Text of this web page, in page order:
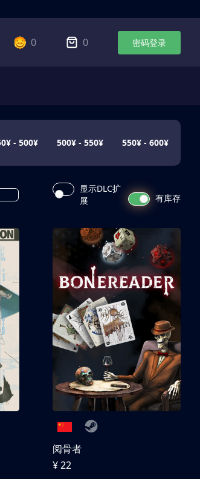
0 0 密码登录
- 500¥ 500¥ - 550¥ 550¥ - 600¥
显示DLC扩
展
有库存
阅骨者
¥ 22